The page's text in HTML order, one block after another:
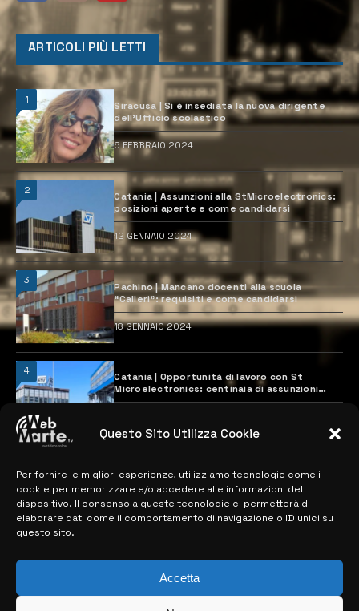
Questo Sito Utilizza Cookie
Per fornire le migliori esperienze, utilizziamo tecnologie come i
cookie per memorizzare e/o accedere alle informazioni del
dispositivo. Il consenso a queste tecnologie ci permetterà di
elaborare dati come il comportamento di navigazione o ID unici su
questo sito.
Accetta
ARTICOLI PIÙ LETTI
1
Siracusa | Si è insediata la nuova dirigente
dell’Ufficio scolastico
6 FEBBRAIO 2024
2
Catania | Assunzioni alla StMicroelectronics:
posizioni aperte e come candidarsi
12 GENNAIO 2024
3
Pachino | Mancano docenti alla scuola
“Calleri”: requisiti e come candidarsi
18 GENNAIO 2024
4
Catania | Opportunità di lavoro con St
Microelectronics: centinaia di assunzioni
previste
MAPPA DEL SITO
> NOTIZIE